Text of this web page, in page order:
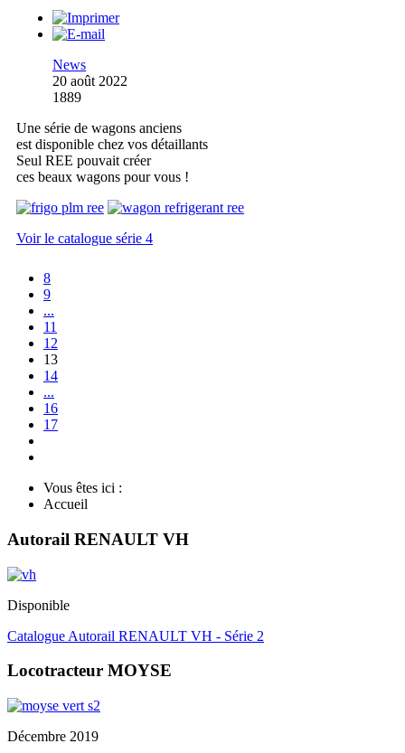
News
20 août 2022
1889
Une série de wagons anciens
est disponible chez vos détaillants
Seul REE pouvait créer
ces beaux wagons pour vous !
Voir le catalogue série 4
8
9
...
11
12
13
14
...
16
17
Vous êtes ici :
Accueil
Autorail RENAULT VH
Disponible
Catalogue Autorail RENAULT VH - Série 2
Locotracteur MOYSE
Décembre 2019